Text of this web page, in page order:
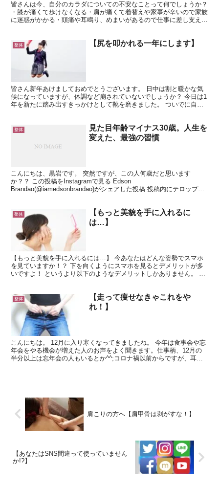
皆さんは今、自分のカラダについての不安なことって何でしょうか？
・膝が痛くて歩けなくなる・肩が痛くて着替えや家事が辛いので家族
に迷惑がかかる・頭痛や耳鳴り、めまいがあるので仕事に差し支える
整体 【尻を叩かれる一年にします】
皆さん新年あけましておめでとうございます。 日中は割と暖かな気
候になっていますが、体調など崩されていないでしょうか？ 今日は1
年を新たに踏み出すきっかけとして靴を磨きました。 ついでに自転
整体
見た目年齢マイナス30歳。人生を
変えた、最強の習慣
こんにちは、黒岩です。 突然ですが、この人何歳だと思います
か？？ この投稿をInstagramで見る Edson
Brandao(@iamedsonbrandao)がシェアした投稿 投稿内にテロップが
整体
【もっと美貌を手に入れるに
は…】
【もっと美貌を手に入れるには…】 今あなたはどんな姿勢でスマホ
を見ていますか！？ 下を向くようにスマホを見るとデメリットが多
いですよ！ というより以下のようなデメリットしかありません。 ◯
整体
【走って痩せなきゃこれをや
れ！】
こんにちは。 12月に入り寒くなってきましたね。 今年は食事会や忘
年会をやる機会が増えた人のお声をよく聞きます。仕事柄、12月の
半分以上は忘年会の人もいるとか^^;コロナ禍以前からですが、耳に
肩こりの方へ【肩甲骨は剥がすな！】
【あなたはSNS間違って使っていません
か!?】